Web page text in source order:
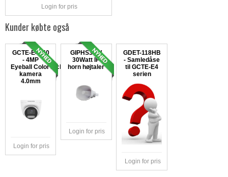
Login for pris
Kunder købte også
GCTE-E4040
- 4MP
Eyeball ColorTech
kamera
4.0mm
Login for pris
GIPHS30W
30Watt IP
horn højtaler
Login for pris
GDET-118HB
- Samledåse
til GCTE-E4
serien
Login for pris